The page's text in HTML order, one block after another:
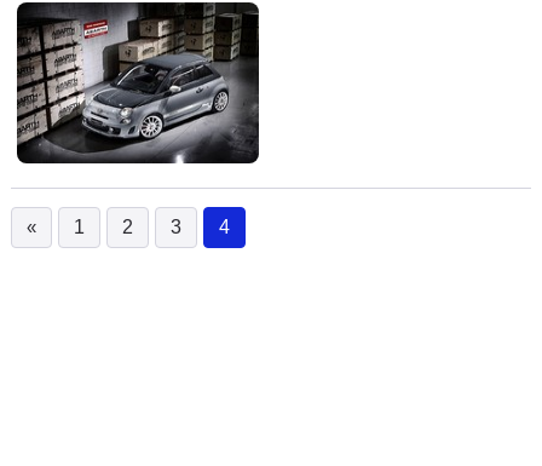
« 1 2 3 4
(current)